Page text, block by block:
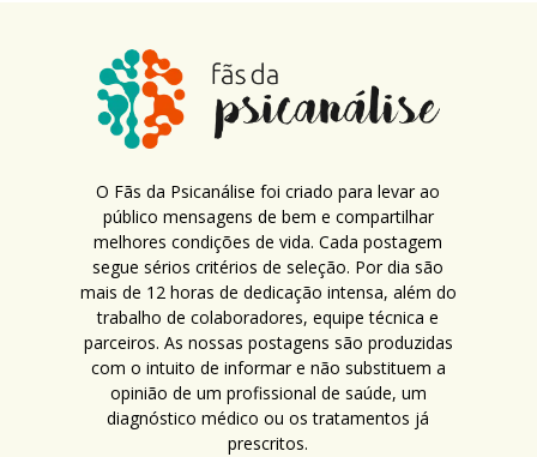
O Fãs da Psicanálise foi criado para levar ao
público mensagens de bem e compartilhar
melhores condições de vida. Cada postagem
segue sérios critérios de seleção. Por dia são
mais de 12 horas de dedicação intensa, além do
trabalho de colaboradores, equipe técnica e
parceiros. As nossas postagens são produzidas
com o intuito de informar e não substituem a
opinião de um profissional de saúde, um
diagnóstico médico ou os tratamentos já
prescritos.